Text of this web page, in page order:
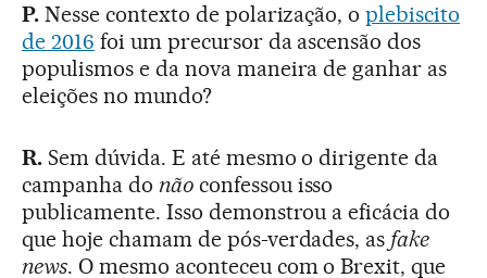
P.Nesse contexto de polarização, oplebiscito
de 2016 foi um precursor da ascensão dos
populismos e da nova maneira de ganhar as
eleições no mundo?
R.Sem dúvida. E até mesmo o dirigente da
campanha do nãoconfessou isso
publicamente. Isso demonstrou a eficácia do
que hoje chamam de pós-verdades, as fake
news. O mesmo aconteceu com o Brexit, que